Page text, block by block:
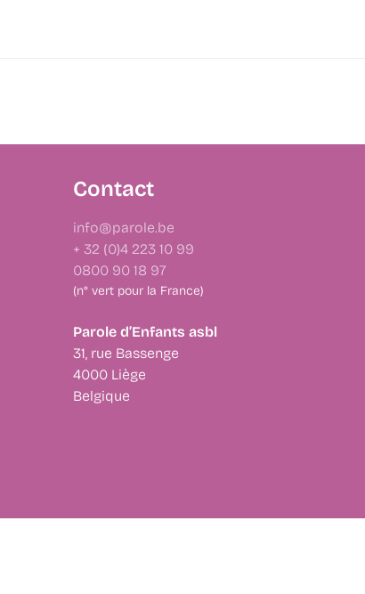
Contact
info@parole.be
+ 32 (0)4 223 10 99
0800 90 18 97
(n° vert pour la France)
Parole d’Enfants asbl
31, rue Bassenge
4000 Liège
Belgique